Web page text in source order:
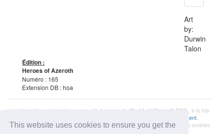
This website uses cookies to ensure you get the
Art
by:
Durwin
Talon
Édition :
Heroes of Azeroth
Numéro : 165
Extension DB : hoa
Les informations présentées sur ce site à propos de World of Warcraft TCG ,, à la fois
Blizzard Entertainment.
Ce site Web n'est pas produit, endossé, soutenu ou affilié à l'une ou l'autre des sociétés